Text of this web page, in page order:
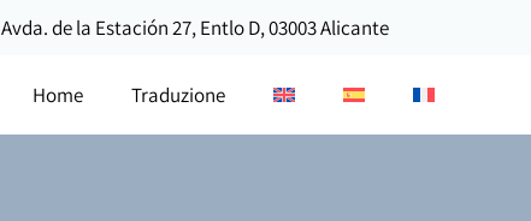
Avda. de la Estación 27, Entlo D, 03003 Alicante
Home Traduzione